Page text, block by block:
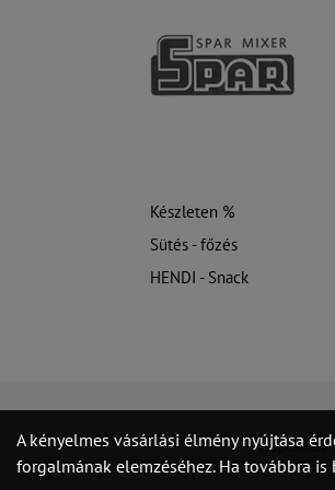
Készleten %
Sütés - főzés
HENDI - Snack
Kapcsolat
A kényelmes vásárlási élmény nyújtása
forgalmának elemzéséhez. Ha továbbra